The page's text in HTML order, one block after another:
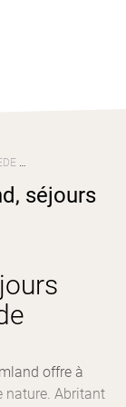
séjours
offre à
nature. Abritant